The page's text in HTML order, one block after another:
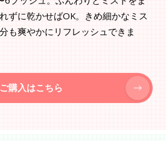
ずに乾かせばOK。きめ細かなミス
も爽やかにリフレッシュできま
ご購入はこちら